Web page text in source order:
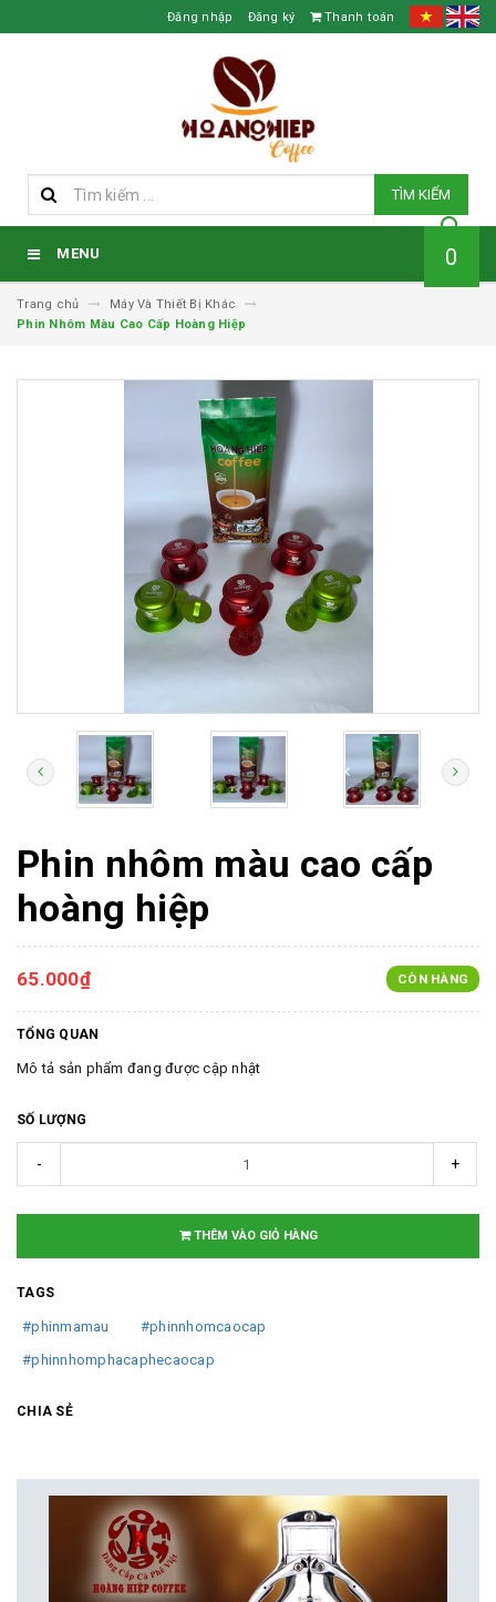
Đăng nhập Đăng ký Thanh toán
TÌM KIẾM
MENU 0
Trang chủ
Máy Và Thiết Bị Khác
Phin Nhôm Màu Cao Cấp Hoàng Hiệp
Phin nhôm màu cao cấp
hoàng hiệp
65.000₫ CÒN HÀNG
TỔNG QUAN
Mô tả sản phẩm đang được cập nhật
SỐ LƯỢNG
- +
THÊM VÀO GIỎ HÀNG
TAGS
#phinmamau
#phinnhomcaocap
#phinnhomphacaphecaocap
CHIA SẺ